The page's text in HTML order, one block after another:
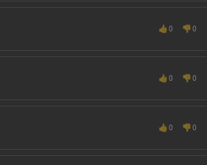
👍 0 👎 0
👍 0 👎 0
👍 0 👎 0